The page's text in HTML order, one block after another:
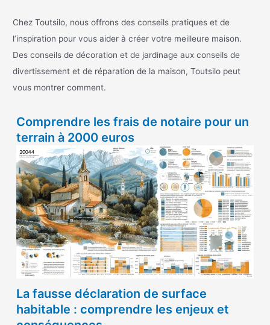
Chez Toutsilo, nous offrons des conseils pratiques et de
l’inspiration pour vous aider à créer votre meilleure maison.
Des conseils de décoration et de jardinage aux conseils de
divertissement et de réparation de la maison, Toutsilo peut
vous montrer comment.
Comprendre les frais de notaire pour un
terrain à 2000 euros
La fausse déclaration de surface
habitable : comprendre les enjeux et